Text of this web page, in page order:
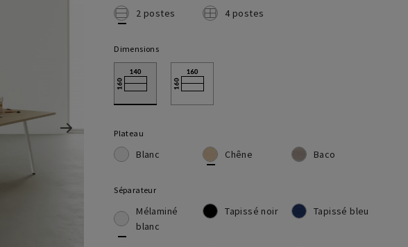
2 postes 4 postes
Dimensions
Plateau
Blanc Chêne Baco
Séparateur
Mélaminé
blanc
Tapissé noir Tapissé bleu